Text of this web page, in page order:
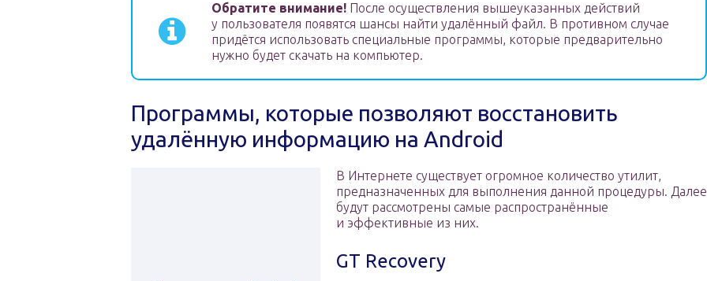
Обратите внимание! После осуществления вышеуказанных действий
у пользователя появятся шансы найти удалённый файл. В противном случае
придётся использовать специальные программы, которые предварительно
нужно будет скачать на компьютер.
Программы, которые позволяют восстановить
удалённую информацию на Android
В Интернете существует огромное количество утилит,
предназначенных для выполнения данной процедуры. Далее
будут рассмотрены самые распространённые
и эффективные из них.
GT Recovery